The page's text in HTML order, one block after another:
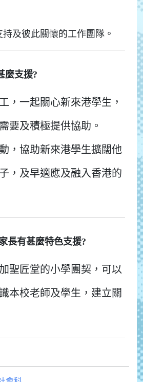
及彼此關懷的工作團隊。
麼支援?
，一起關心新來港學生，
要及積極提供協助。
，協助新來港學生擴闊他
，及早適應及融入香港的
長有甚麼特色支援?
聖匠堂的小學團契，可以
本校老師及學生，建立關